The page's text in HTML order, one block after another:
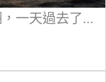
一天過去了...